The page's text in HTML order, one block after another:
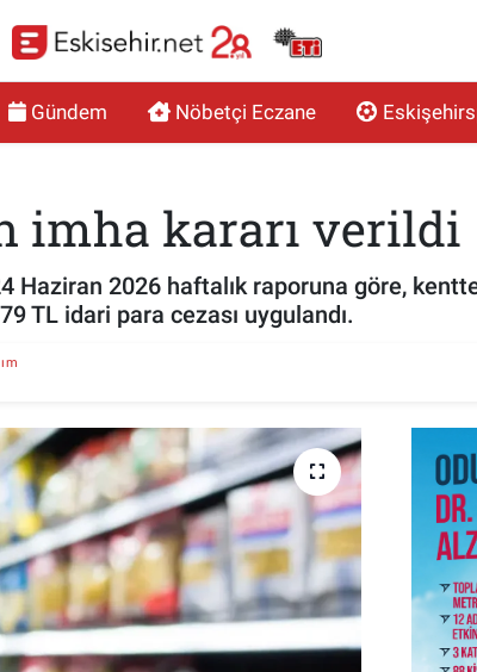
Gündem Nöbetçi Eczane
imha kararı verildi
Haziran 2026 haftalık raporuna göre,
TL idari para cezası uygulandı.